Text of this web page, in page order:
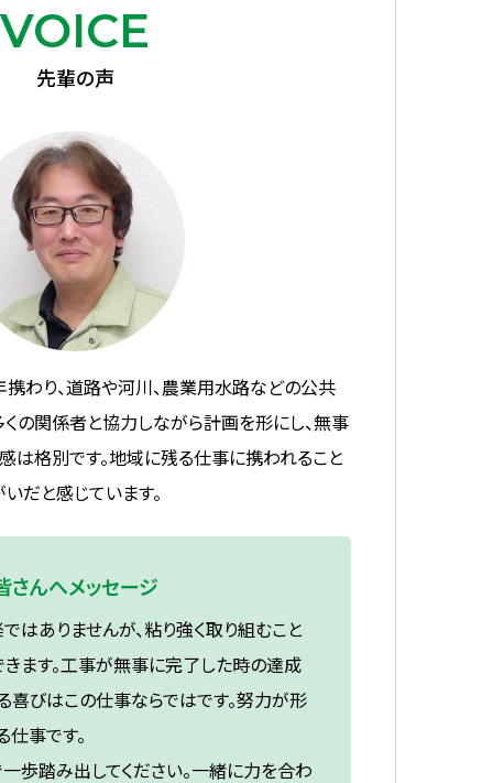
VOICE
先輩の声
わり、道路や河川、農業用水路などの公共
の関係者と協力しながら計画を形にし、無事
は格別です。地域に残る仕事に携われること
だと感じています。
さんへメッセージ
はありませんが、粘り強く取り組むこと
ます。工事が無事に完了した時の達成
喜びはこの仕事ならではです。努力が形
事です。
歩踏み出してください。一緒に力を合わ